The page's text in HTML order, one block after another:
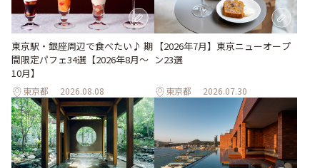
東京駅・銀座周辺で食べたい♪ 期
間限定パフェ34選【2026年8月～
10月】
東京都 2026.08.08
【2026年7月】東京ニューオープ
ン23選
東京都 2026.07.30